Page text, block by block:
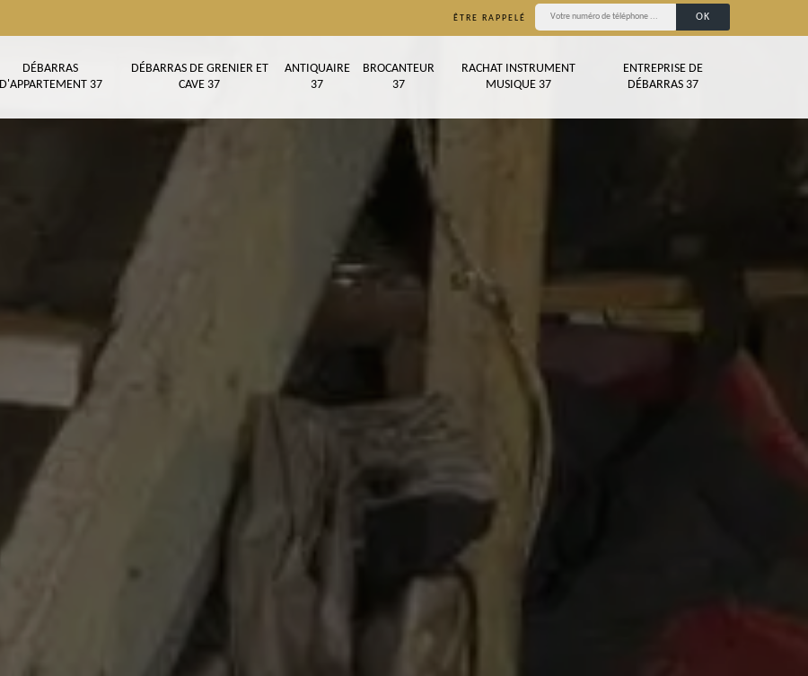
ÊTRE RAPPELÉ
DÉBARRAS
D'APPARTEMENT 37
DÉBARRAS DE GRENIER ET
CAVE 37
ANTIQUAIRE
37
BROCANTEUR
37
RACHAT INSTRUMENT
MUSIQUE 37
ENTREPRISE DE
DÉBARRAS 37